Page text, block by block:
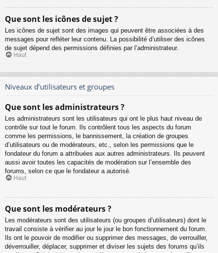
Que sont les icônes de sujet ?
Les icônes de sujet sont des images qui peuvent être associées à des
messages pour refléter leur contenu. La possibilité d’utiliser des icônes
de sujet dépend des permissions définies par l’administrateur.
Haut
Niveaux d’utilisateurs et groupes
Que sont les administrateurs ?
Les administrateurs sont les utilisateurs qui ont le plus haut niveau de
contrôle sur tout le forum. Ils contrôlent tous les aspects du forum
comme les permissions, le bannissement, la création de groupes
d’utilisateurs ou de modérateurs, etc., selon les permissions que le
fondateur du forum a attribuées aux autres administrateurs. Ils peuvent
aussi avoir toutes les capacités de modération sur l’ensemble des
forums, selon ce que le fondateur a autorisé.
Haut
Que sont les modérateurs ?
Les modérateurs sont des utilisateurs (ou groupes d’utilisateurs) dont le
travail consiste à vérifier au jour le jour le bon fonctionnement du forum.
Ils ont le pouvoir de modifier ou supprimer des messages, de verrouiller,
déverrouiller, déplacer, supprimer et diviser les sujets des forums qu’ils